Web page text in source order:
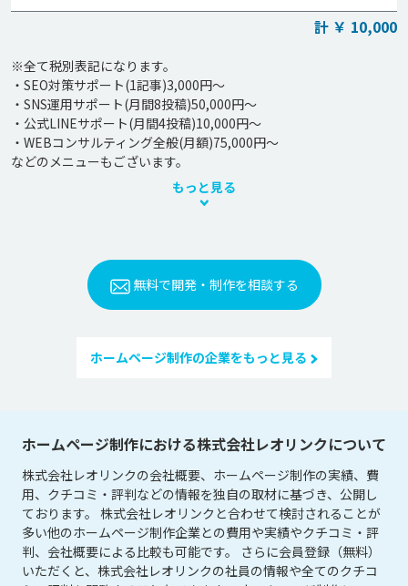
計 ￥ 10,000
※全て税別表記になります。
・SEO対策サポート(1記事)3,000円～
・SNS運用サポート(月間8投稿)50,000円～
・公式LINEサポート(月間4投稿)10,000円～
・WEBコンサルティング全般(月額)75,000円～
もっと見る
無料で開発・制作を相談する
ホームページ制作の企業をもっと見る
ホームページ制作における株式会社レオリンクについて
株式会社レオリンクの会社概要、ホームページ制作の実績、費
用、クチコミ・評判などの情報を独自の取材に基づき、公開し
ております。 株式会社レオリンクと合わせて検討されることが
多い他のホームページ制作企業との費用や実績やクチコミ・評
判、会社概要による比較も可能です。 さらに会員登録（無料）
いただくと、株式会社レオリンクの社員の情報や全てのクチコ